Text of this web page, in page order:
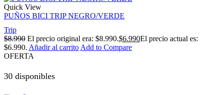
Quick View
PUÑOS BICI TRIP NEGRO/VERDE
Trip
$8.990 El precio original era: $8.990.$6.990El precio actual es:
$6.990. Añadir al carrito Add to Compare
OFERTA
30 disponibles